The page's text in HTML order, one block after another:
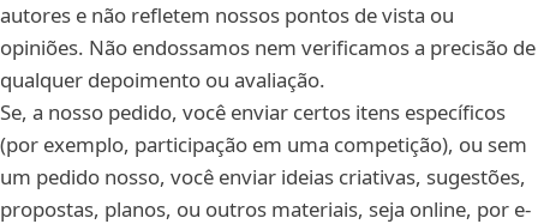
autores e não refletem nossos pontos de vista ou
opiniões. Não endossamos nem verificamos a precisão de
qualquer depoimento ou avaliação.
Se, a nosso pedido, você enviar certos itens específicos
(por exemplo, participação em uma competição), ou sem
um pedido nosso, você enviar ideias criativas, sugestões,
propostas, planos, ou outros materiais, seja online, por e-